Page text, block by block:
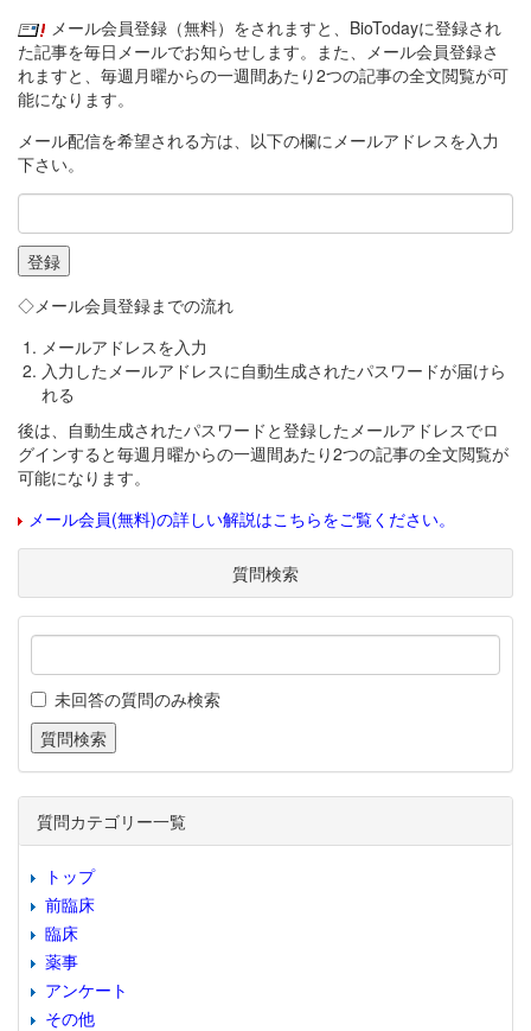
メール会員登録（無料）をされますと、BioTodayに登録され
た記事を毎日メールでお知らせします。また、メール会員登録さ
れますと、毎週月曜からの一週間あたり2つの記事の全文閲覧が可
能になります。
メール配信を希望される方は、以下の欄にメールアドレスを入力
下さい。
◇メール会員登録までの流れ
メールアドレスを入力
入力したメールアドレスに自動生成されたパスワードが届けら
れる
後は、自動生成されたパスワードと登録したメールアドレスでロ
グインすると毎週月曜からの一週間あたり2つの記事の全文閲覧が
可能になります。
メール会員(無料)の詳しい解説はこちらをご覧ください。
質問検索
未回答の質問のみ検索
質問カテゴリー一覧
トップ
前臨床
臨床
薬事
アンケート
その他